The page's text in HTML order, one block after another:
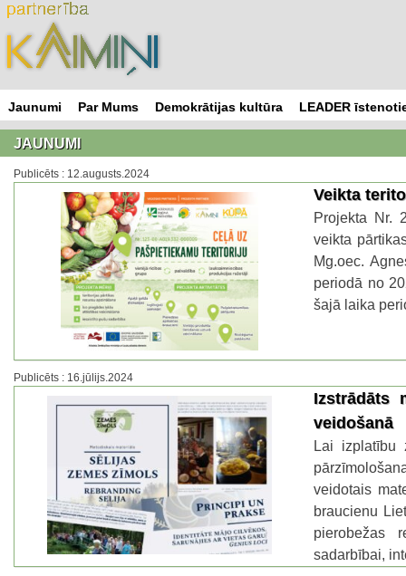
Skip
to
content
Jaunumi Par Mums Demokrātijas kultūra LEADER
JAUNUMI
Publicēts : 12.augusts.2024
Veikta
Projekta Nr.
veikta
Mg.oec.
periodā no
šajā laika
Publicēts : 16.jūlijs.2024
Izstrādāts
veidošanā
Lai izplatību
veidotais
braucienu
pierobežas
sadarbībai,